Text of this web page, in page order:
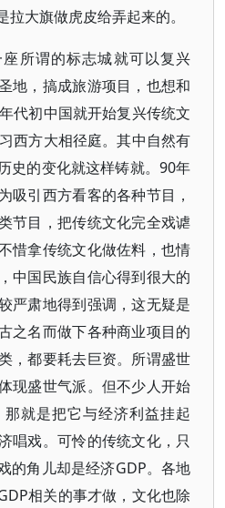
大旗做虎皮给弄起来的。
所谓的标志城就可以复兴
地，搞成旅游项目，也想和
代初中国就开始复兴传统文
西方大相径庭。其中自然有
史的变化就这样铸就。90年
吸引西方看客的各种节目，
节目，把传统文化完全戏谑
惜拿传统文化做佐料，也情
中国民族自信心得到很大的
严肃地得到强调，这无疑是
之名而做下各种商业项目的
，都要耗去巨资。所谓盛世
现盛世气派。但不少人开始
就是把它与经济利益挂起
唱戏。可怜的传统文化，只
的角儿却是经济GDP。各地
相关的事才做，文化也除